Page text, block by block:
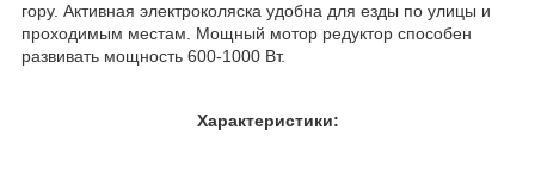
гору. Активная электроколяска удобна для езды по улицы и
проходимым местам. Мощный мотор редуктор способен
развивать мощность 600-1000 Вт.
Характеристики: